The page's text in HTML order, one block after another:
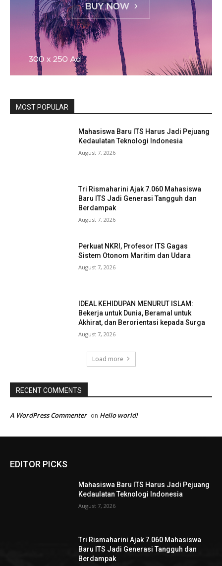
MOST POPULAR
Mahasiswa Baru ITS Harus Jadi Pejuang
Kedaulatan Teknologi Indonesia
August 7, 2026
Tri Rismaharini Ajak 7.060 Mahasiswa
Baru ITS Jadi Generasi Tangguh dan
Berdampak
August 7, 2026
Perkuat NKRI, Profesor ITS Gagas
Sistem Otonom Maritim dan Udara
August 7, 2026
IDEAL KEHIDUPAN MENURUT ISLAM:
Bekerja untuk Dunia, Beramal untuk
Akhirat, dan Berorientasi kepada Surga
August 7, 2026
Load more
RECENT COMMENTS
A WordPress Commenter on Hello world!
EDITOR PICKS
Mahasiswa Baru ITS Harus Jadi Pejuang
Kedaulatan Teknologi Indonesia
August 7, 2026
Tri Rismaharini Ajak 7.060 Mahasiswa
Baru ITS Jadi Generasi Tangguh dan
Berdampak